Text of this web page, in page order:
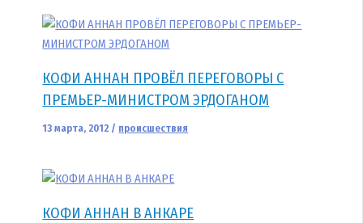
КОФИ АННАН ПРОВЁЛ ПЕРЕГОВОРЫ С
ПРЕМЬЕР-МИНИСТРОМ ЭРДОГАНОМ
13 марта, 2012 / происшествия
КОФИ АННАН В АНКАРЕ